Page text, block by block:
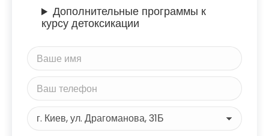
Дополнительные программы к
курсу детоксикации